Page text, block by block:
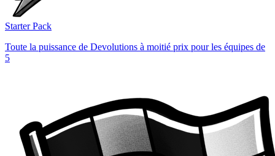
Starter Pack
Toute la puissance de Devolutions à moitié prix pour les équipes de
5